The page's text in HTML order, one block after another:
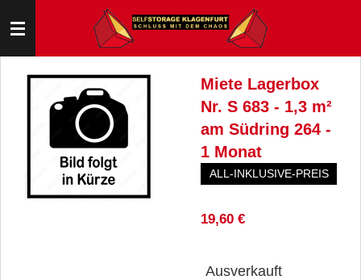
Hauptinhalt
springen
Miete Lagerbox
Nr. S 683 - 1,3 m²
am Südring 264 -
1 Monat
ALL-INKLUSIVE-PREIS
19,60 €
Ausverkauft